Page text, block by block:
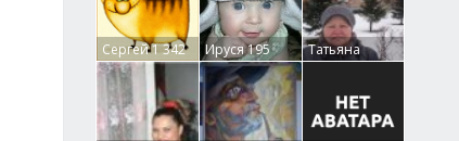
Сергей1 342 Ируся195
Татьяна
Крючкова0